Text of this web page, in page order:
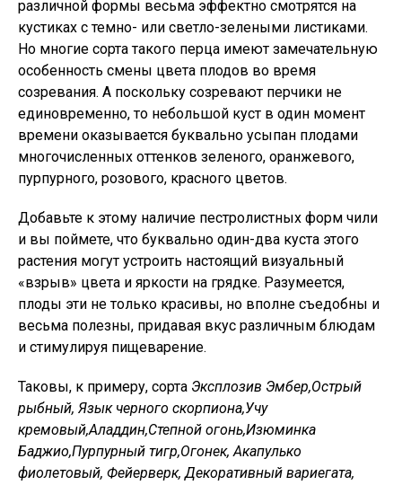
различной формы весьма эффектно смотрятся на
кустиках с темно- или светло-зелеными листиками.
Но многие сорта такого перца имеют замечательную
особенность смены цвета плодов во время
созревания. А поскольку созревают перчики не
единовременно, то небольшой куст в один момент
времени оказывается буквально усыпан плодами
многочисленных оттенков зеленого, оранжевого,
пурпурного, розового, красного цветов.
Добавьте к этому наличие пестролистных форм чили
и вы поймете, что буквально один-два куста этого
растения могут устроить настоящий визуальный
«взрыв» цвета и яркости на грядке. Разумеется,
плоды эти не только красивы, но вполне съедобны и
весьма полезны, придавая вкус различным блюдам
и стимулируя пищеварение.
Таковы, к примеру, сорта Эксплозив Эмбер,Острый
рыбный, Язык черного скорпиона,Учу
кремовый,Аладдин,Степной огонь,Изюминка
Баджио,Пурпурный тигр,Огонек, Акапулько
фиолетовый, Фейерверк, Декоративный вариегата,